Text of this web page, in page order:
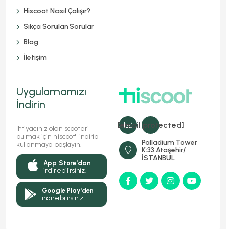
[email protected]
Palladium Tower
K:33 Ataşehir/
İSTANBUL
Hiscoot Nasıl Çalışır?
Sıkça Sorulan Sorular
Blog
İletişim
Uygulamamızı
İndirin
İhtiyacınız olan scooteri
bulmak için hiscoot'ı indirip
kullanmaya başlayın.
App Store'dan
indirebilirsiniz.
Google Play'den
indirebilirsiniz.